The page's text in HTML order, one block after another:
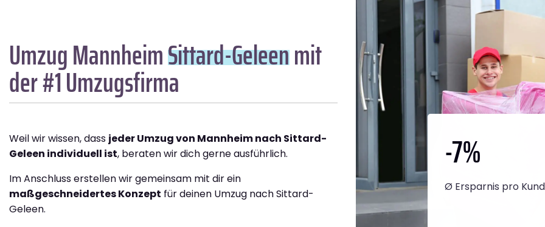
Umzug MannheimSittard-Geleenmit
der #1 Umzugsfirma
Weil wir wissen, dass jeder Umzug von Mannheim nach Sittard-
Geleen individuell ist, beraten wir dich gerne ausführlich.
Im Anschluss erstellen wir gemeinsam mit dir ein
maßgeschneidertes Konzept für deinen Umzug nach Sittard-
Geleen.
-7%
Ø Ersparnis pro